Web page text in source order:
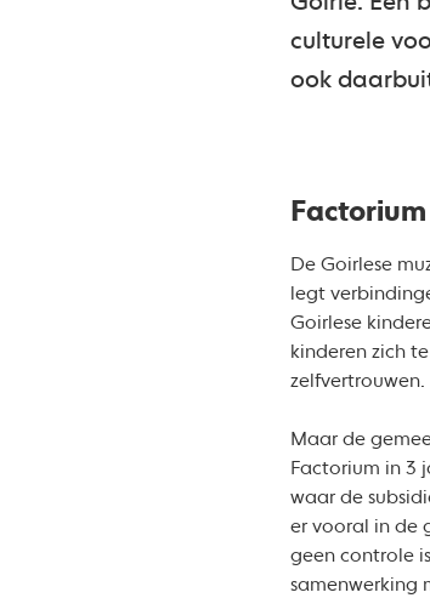
culturele
ook
Factorium
De Goirlese
legt
Goirlese
kinderen zich
Maar de
Factorium in 3
waar de
er vooral in de
geen controle
samenwerking